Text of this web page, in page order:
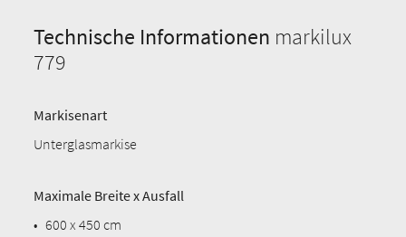
Technische Informationen markilux
779
Markisenart
Unterglasmarkise
Maximale Breite x Ausfall
• 600 x 450 cm